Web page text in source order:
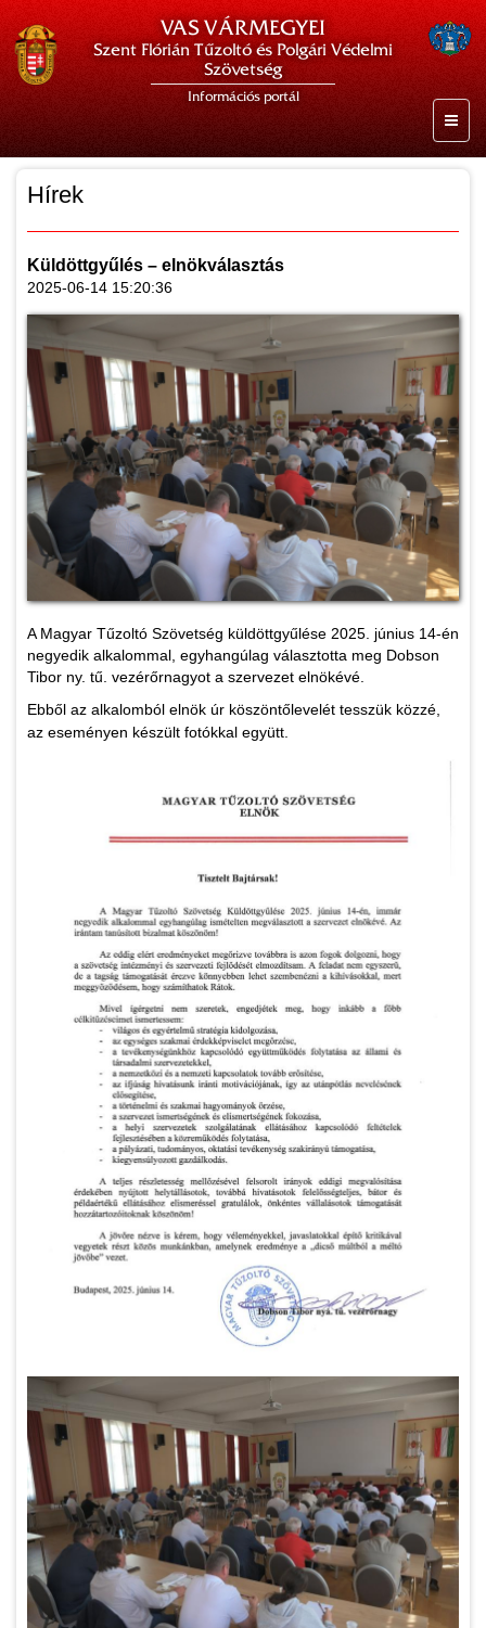
VAS VÁRMEGYEI
Szent Flórián Tűzoltó és Polgári Védelmi
Szövetség
Információs portál
Hírek
Küldöttgyűlés – elnökválasztás
2025-06-14 15:20:36
A Magyar Tűzoltó Szövetség küldöttgyűlése 2025. június 14-én
negyedik alkalommal, egyhangúlag választotta meg Dobson
Tibor ny. tű. vezérőrnagyot a szervezet elnökévé.
Ebből az alkalomból elnök úr köszöntőlevelét tesszük közzé,
az eseményen készült fotókkal együtt.